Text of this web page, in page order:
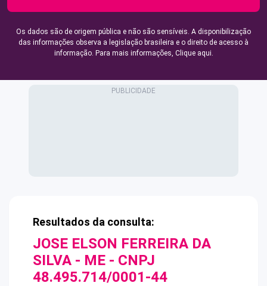
Os dados são de origem pública e não são sensíveis. A disponibilização
das informações observa a legislação brasileira e o direito de acesso à
informação. Para mais informações, Clique aqui.
Resultados da consulta:
JOSE ELSON FERREIRA DA
SILVA - ME - CNPJ
48.495.714/0001-44